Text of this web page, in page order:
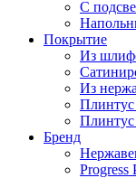
С
Покрытие
Из
Из
Бренд
Progress